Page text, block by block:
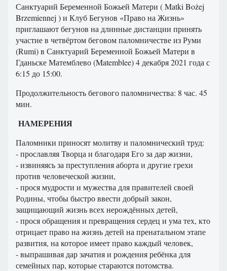
Санктуарий Беременной Божьей Матери ( Matki Bożej
Brzemiennej ) и Клуб Бегунов «Право на Жизнь»
приглашают бегунов на длинные дистанции принять
участие в четвёртом беговом паломничестве из Руми
(Rumi) в Санктуарий Беременной Божьей Матери в
Гданьске Матемблево (Matemblee) 4 декабря 2021 года с
6:15 до 15:00.
Продолжительность бегового паломничества: 8 час. 45
мин.
НАМЕРЕНИЯ
Паломники приносят молитву и паломнический труд:
- прославляя Творца и благодаря Его за дар жизни,
- извиняясь за преступления аборта и другие грехи
против человеческой жизни,
- прося мудрости и мужества для правителей своей
Родины, чтобы быстро ввести добрый закон,
защищающий жизнь всех нерождённых детей,
- прося обращения и превращения сердец и ума тех, кто
отрицает право на жизнь детей на пренатальном этапе
развития, на которое имеет право каждый человек,
- выпрашивая дар зачатия и рождения ребёнка для
семейных пар, которые стараются потомства.